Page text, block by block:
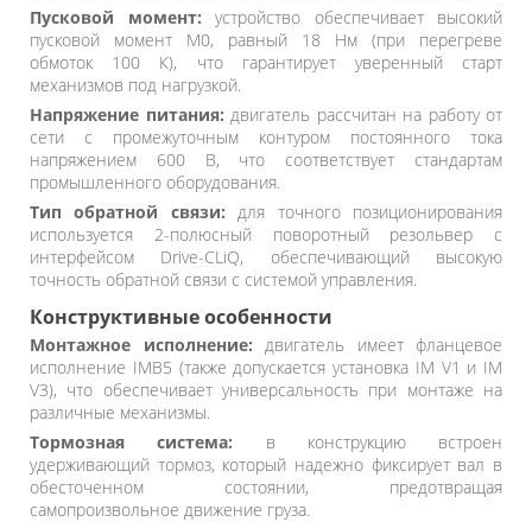
Пусковой момент: устройство обеспечивает высокий
пусковой момент M0, равный 18 Нм (при перегреве
обмоток 100 К), что гарантирует уверенный старт
механизмов под нагрузкой.
Напряжение питания: двигатель рассчитан на работу от
сети с промежуточным контуром постоянного тока
напряжением 600 В, что соответствует стандартам
промышленного оборудования.
Тип обратной связи: для точного позиционирования
используется 2-полюсный поворотный резольвер с
интерфейсом Drive-CLiQ, обеспечивающий высокую
точность обратной связи с системой управления.
Конструктивные особенности
Монтажное исполнение: двигатель имеет фланцевое
исполнение IMB5 (также допускается установка IM V1 и IM
V3), что обеспечивает универсальность при монтаже на
различные механизмы.
Тормозная система: в конструкцию встроен
удерживающий тормоз, который надежно фиксирует вал в
обесточенном состоянии, предотвращая
самопроизвольное движение груза.